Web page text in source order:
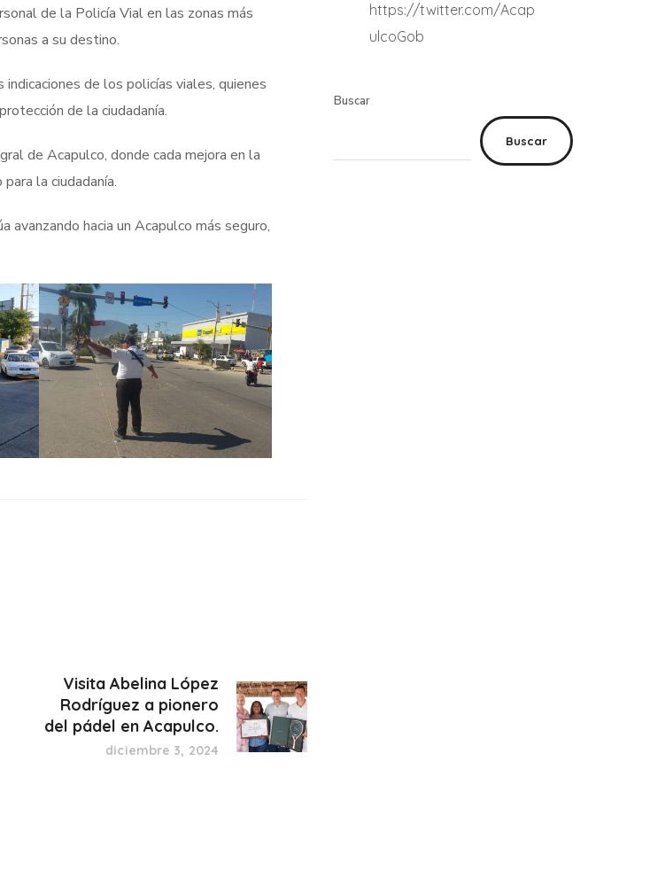
de la Policía Vial en las zonas más
a su destino.
de los policías viales, quienes
de la ciudadanía.
de Acapulco, donde cada mejora en la
la ciudadanía.
avanzando hacia un Acapulco más seguro,
Visita Abelina López
Rodríguez a pionero
del pádel en Acapulco.
diciembre 3, 2024
https://twitter.com/Acap
ulcoGob
Buscar
Buscar